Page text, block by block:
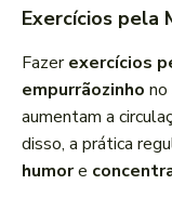
Exercícios pela
Fazerexercícios
empurrãozinho no
aumentam a
disso, a prática
humore